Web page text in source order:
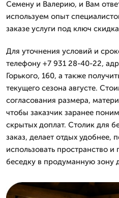
Семену и Валерию, и Вам
используем опыт
заказе услуги под ключ
Для уточнения условий и
телефону +7 931 28-40-22,
Горького, 160, а также
текущего сезона августе.
согласования размера,
чтобы заказчик заранее
скрытых доплат. Столик для
заказ, делает отдых удобнее,
использовать пространство
беседку в продуманную зону